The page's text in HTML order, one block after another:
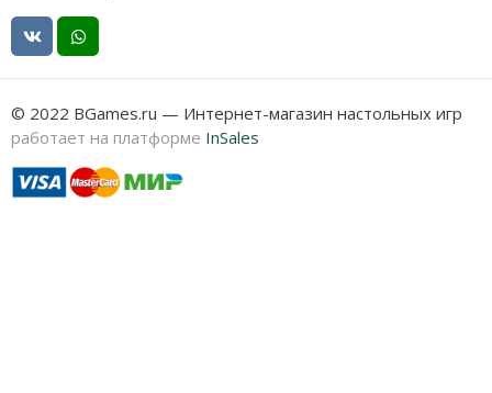
© 2022 BGames.ru — Интернет-магазин настольных игр
работает на платформе InSales